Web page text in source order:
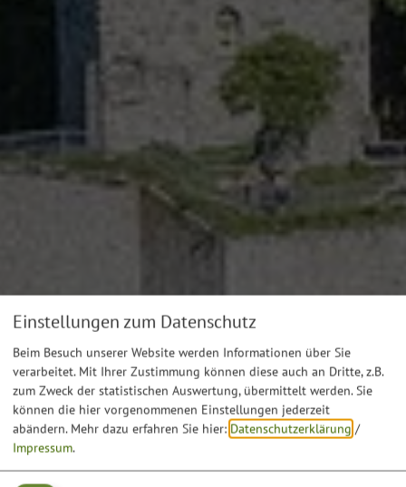
Einstellungen zum Datenschutz
Beim Besuch unserer Website werden Informationen über Sie
verarbeitet. Mit Ihrer Zustimmung können diese auch an Dritte, z.B.
zum Zweck der statistischen Auswertung, übermittelt werden. Sie
können die hier vorgenommenen Einstellungen jederzeit
abändern. Mehr dazu erfahren Sie hier: Datenschutzerklärung /
Impressum.